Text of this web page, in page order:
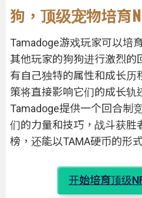
狗，顶级宠物培育
Tamadoge游戏玩家可以培
其他玩家的狗狗进行激烈的
有自己独特的属性和成长历
策将直接影响它们的成长轨
Tamadoge提供一个回合制
们的力量和技巧，战斗获胜
榜，还能以TAMA硬币的形
开始培育顶级